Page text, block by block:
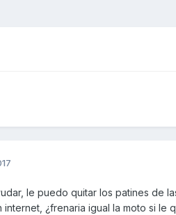
le puedo quitar los patines de
¿frenaria igual la moto si le